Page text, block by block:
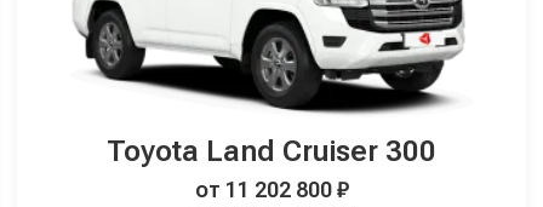
Toyota Land Cruiser 300
от 11 202 800 ₽